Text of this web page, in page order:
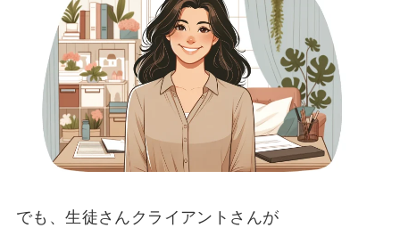
でも、生徒さんクライアントさんが